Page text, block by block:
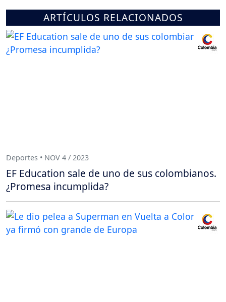
ARTÍCULOS RELACIONADOS
Deportes • NOV 4 / 2023
EF Education sale de uno de sus colombianos.
¿Promesa incumplida?